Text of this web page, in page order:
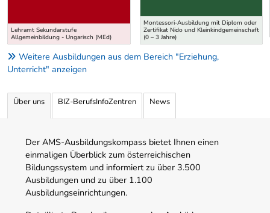
Lehramt Sekundarstufe
Allgemeinbildung - Ungarisch (MEd)
Montessori-Ausbildung mit Diplom oder
Zertifikat Nido und Kleinkindgemeinschaft
(0 – 3 Jahre)
Weitere Ausbildungen aus dem Bereich "Erziehung,
Unterricht" anzeigen
Über uns BIZ-BerufsInfoZentren News
Der AMS-Ausbildungskompass bietet Ihnen einen
einmaligen Überblick zum österreichischen
Bildungssystem und informiert zu über 3.500
Ausbildungen und zu über 1.100
Ausbildungseinrichtungen.